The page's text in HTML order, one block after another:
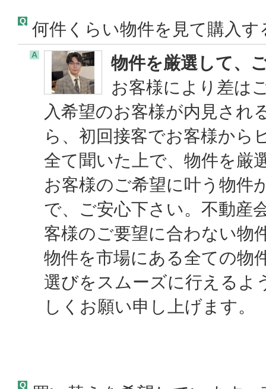
Q 何件くらい物件を見て購入
A
物件を厳選して、
お客様により差は
入希望のお客様が内見され
ら、初回接客でお客様から
全て聞いた上で、物件を厳
お客様のご希望に叶う物件
で、ご安心下さい。不動産
客様のご要望に合わない物
物件を市場にある全ての物
選びをスムーズに行えるよ
しくお願い申し上げま
Q